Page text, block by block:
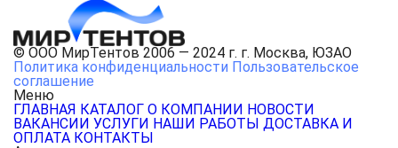
© ООО МирТентов 2006 — 2024 г. г. Москва, ЮЗАО
Политика конфиденциальности Пользовательское
соглашение
Меню
ГЛАВНАЯ КАТАЛОГ О КОМПАНИИ НОВОСТИ
ВАКАНСИИ УСЛУГИ НАШИ РАБОТЫ ДОСТАВКА И
ОПЛАТА КОНТАКТЫ